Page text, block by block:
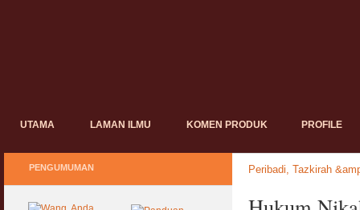
UTAMA LAMAN ILMU KOMEN PRODUK PROFILE
Peribadi, Tazkirah
PENGUMUMAN